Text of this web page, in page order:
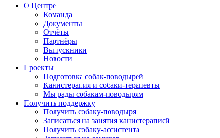
О Центре
Команда
Документы
Отчёты
Партнёры
Выпускники
Новости
Проекты
Подготовка собак-поводырей
Канистерапия и собаки-терапевты
Мы рады собакам-поводырям
Получить поддержку
Получить собаку-поводыря
Записаться на занятия канистерапией
Получить собаку-ассистента